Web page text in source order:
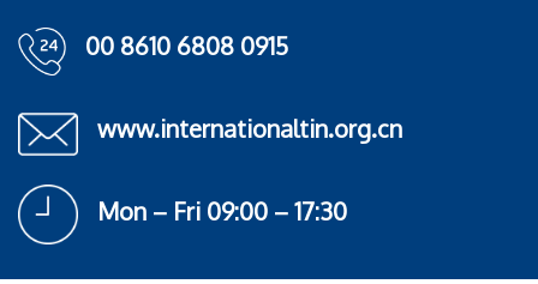
00 8610 6808 0915
www.internationaltin.org.cn
Mon – Fri 09:00 – 17:30